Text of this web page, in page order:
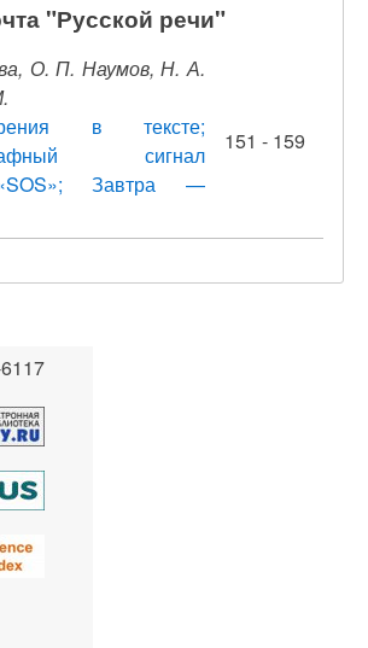
"Русской речи"
О. П. Наумов, Н. А.
в тексте;
сигнал
Завтра —
151 - 159